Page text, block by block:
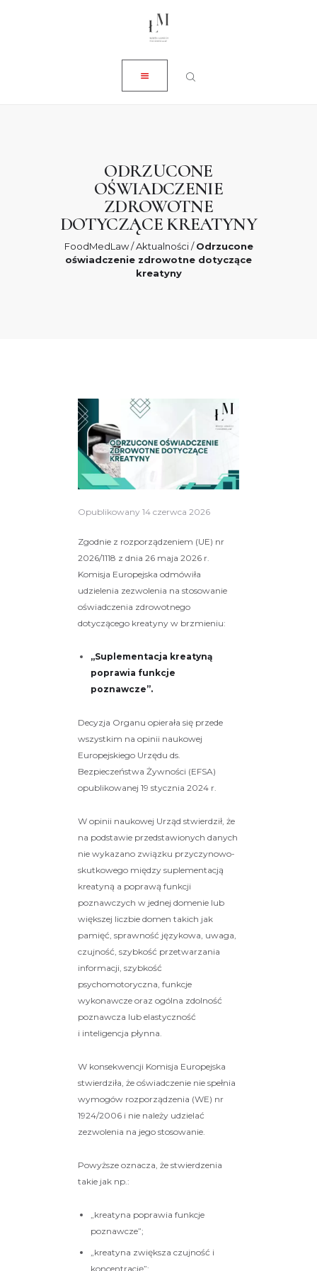
ODRZUCONE
OŚWIADCZENIE
ZDROWOTNE
DOTYCZĄCE KREATYNY
FoodMedLaw/Aktualności/Odrzucone
oświadczenie zdrowotne dotyczące
kreatyny
KONTAKT
Opublikowany 14 czerwca 2026
Zgodnie z rozporządzeniem (UE) nr
2026/1118 z dnia 26 maja 2026 r.
Komisja Europejska odmówiła
udzielenia zezwolenia na stosowanie
oświadczenia zdrowotnego
dotyczącego kreatyny w brzmieniu:
„Suplementacja kreatyną
poprawia funkcje
poznawcze”.
Decyzja Organu opierała się przede
wszystkim na opinii naukowej
Europejskiego Urzędu ds.
Bezpieczeństwa Żywności (EFSA)
opublikowanej 19 stycznia 2024 r.
W opinii naukowej Urząd stwierdził, że
na podstawie przedstawionych danych
nie wykazano związku przyczynowo-
skutkowego między suplementacją
kreatyną a poprawą funkcji
poznawczych w jednej domenie lub
większej liczbie domen takich jak
pamięć, sprawność językowa, uwaga,
czujność, szybkość przetwarzania
informacji, szybkość
psychomotoryczna, funkcje
wykonawcze oraz ogólna zdolność
poznawcza lub elastyczność
i inteligencja płynna.
W konsekwencji Komisja Europejska
stwierdziła, że oświadczenie nie spełnia
wymogów rozporządzenia (WE) nr
1924/2006 i nie należy udzielać
zezwolenia na jego stosowanie.
Powyższe oznacza, że stwierdzenia
takie jak np.:
„kreatyna poprawia funkcje
poznawcze”;
„kreatyna zwiększa czujność i
koncentrację”;